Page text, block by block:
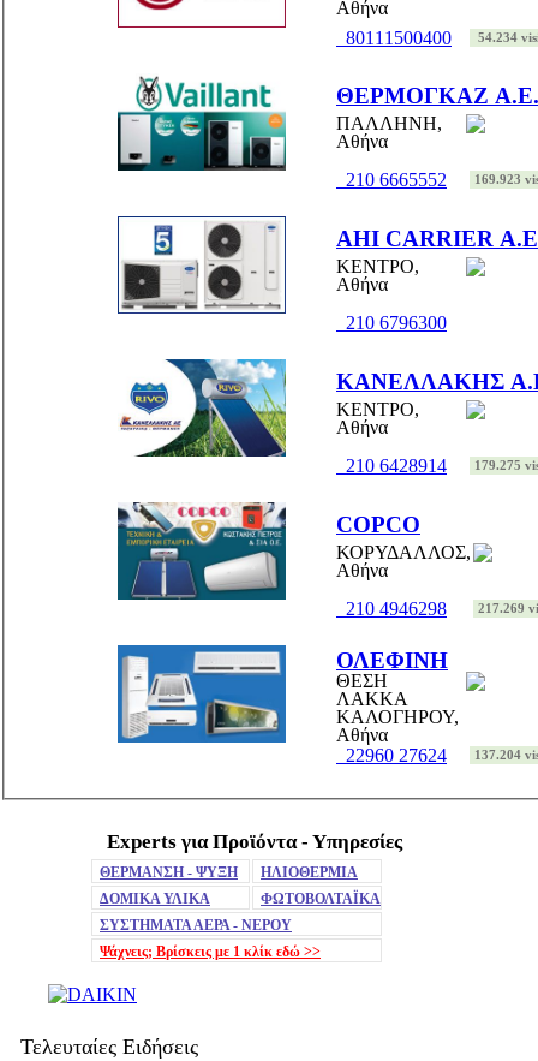
Αθήνα
80111500400
54.234
ΘΕΡΜΟΓΚΑΖ Α.Ε.
ΠΑΛΛΗΝΗ,
Αθήνα
210 6665552
169.923
AHI CARRIER
ΚΕΝΤΡΟ,
Αθήνα
210 6796300
ΚΑΝΕΛΛΑΚΗΣ
ΚΕΝΤΡΟ,
Αθήνα
210 6428914
179.275
COPCO
ΚΟΡΥΔΑΛΛΟΣ,
Αθήνα
210 4946298
217.269
ΟΛΕΦΙΝΗ
ΘΕΣΗ
ΛΑΚΚΑ
ΚΑΛΟΓΗΡΟΥ,
Αθήνα
22960 27624
137.204
Experts για Προϊόντα - Υπηρεσίες
ΘΕΡΜΑΝΣΗ - ΨΥΞΗ
ΗΛΙΟΘΕΡΜΙΑ
ΔΟΜΙΚΑ ΥΛΙΚΑ
ΦΩΤΟΒΟΛΤΑΪΚΑ
ΣΥΣΤΗΜΑΤΑ ΑΕΡΑ - ΝΕΡΟΥ
Ψάχνεις; Βρίσκεις με 1 κλίκ εδώ >>
Τελευταίες Ειδήσεις